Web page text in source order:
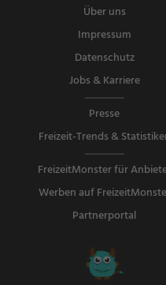
Über uns
Impressum
Datenschutz
Jobs & Karriere
Presse
Freizeit-Trends &
FreizeitMonster für
Werben auf
Partnerportal